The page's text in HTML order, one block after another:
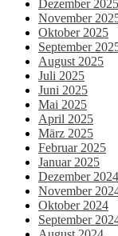
Dezember 2025
November
Oktober 2025
September
August 2025
Juli 2025
Juni 2025
Mai 2025
April 2025
März 2025
Februar 2025
Januar 2025
Dezember 2024
November
Oktober 2024
September